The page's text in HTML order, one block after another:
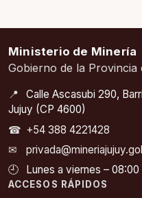
Ministerio de Minería
Gobierno de la Provincia
📍
Calle Ascasubi 290,
Jujuy (CP 4600)
☎ +54 388 4221428
✉
🕘
Lunes a viernes – 08:00
ACCESOS RÁPIDOS